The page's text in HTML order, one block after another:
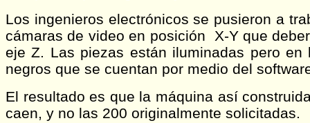
Los ingenieros electrónicos se pusieron a
cámaras de video en posición X-Y que
eje Z. Las piezas están iluminadas pero
negros que se cuentan por medio del
El resultado es que la máquina así
caen, y no las 200 originalmente solicitadas.